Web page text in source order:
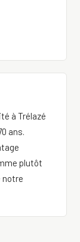
à Trélazé
ans.
plutôt
notre